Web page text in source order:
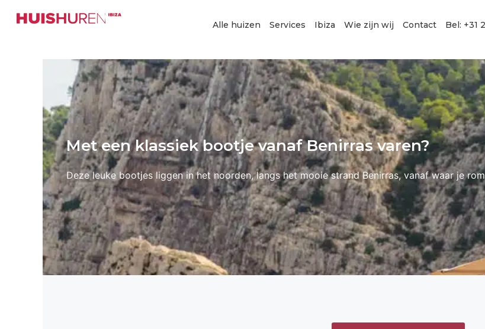
naar
Alle huizen Services Ibiza Wie zijn wij Contact Bel: +31
Met een klassiek bootje vanaf Benirras varen?
Deze leuke bootjes liggen in het noorden, langs het mooie strand Benirras, vanaf waar je